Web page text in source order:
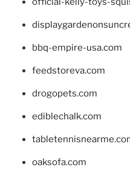
bbq-empire-usa.com
feedstoreva.com
drogopets.com
ediblechalk.com
oaksofa.com